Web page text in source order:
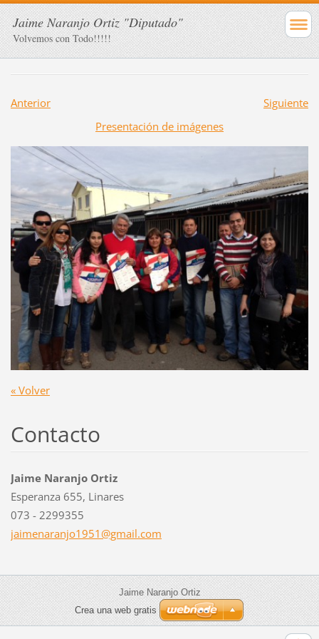
Jaime Naranjo Ortiz "Diputado"
Volvemos con Todo!!!!!
Anterior
Siguiente
Presentación de imágenes
« Volver
Contacto
Jaime Naranjo Ortiz
Esperanza 655, Linares
073 - 2299355
jaimenaranjo1951@gmail.com
Jaime Naranjo Ortiz
Crea una web gratis